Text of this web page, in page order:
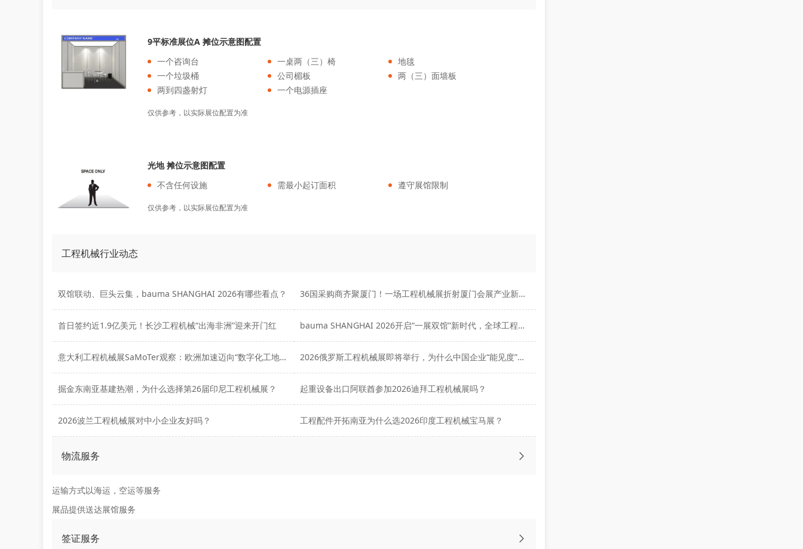
9平标准展位A 摊位示意图配置
一个咨询台
一桌两（三）椅
地毯
一个垃圾桶
公司楣板
两（三）面墙板
两到四盏射灯
一个电源插座
仅供参考，以实际展位配置为准
光地 摊位示意图配置
不含任何设施
需最小起订面积 遵守展馆限制
仅供参考，以实际展位配置为准
工程机械行业动态
双馆联动、巨头云集，bauma SHANGHAI 2026有哪些看点？ 36国采购商齐聚厦门！一场工程机械展折射厦门会展产业新势能
首日签约近1.9亿美元！长沙工程机械“出海非洲”迎来开门红 bauma SHANGHAI 2026开启“一展双馆”新时代，全球工程机械产业共赴上海之约
意大利工程机械展SaMoTer观察：欧洲加速迈向“数字化工地”时代 2026俄罗斯工程机械展即将举行，为什么中国企业“能见度”越来越高？
掘金东南亚基建热潮，为什么选择第26届印尼工程机械展？ 起重设备出口阿联酋参加2026迪拜工程机械展吗？
2026波兰工程机械展对中小企业友好吗？ 工程配件开拓南亚为什么选2026印度工程机械宝马展？
物流服务
运输方式以海运，空运等服务
展品提供送达展馆服务
签证服务